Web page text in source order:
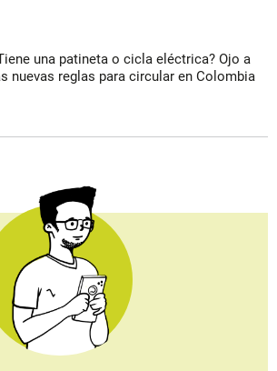
una patineta o cicla eléctrica? Ojo a
nuevas reglas para circular en Colombia